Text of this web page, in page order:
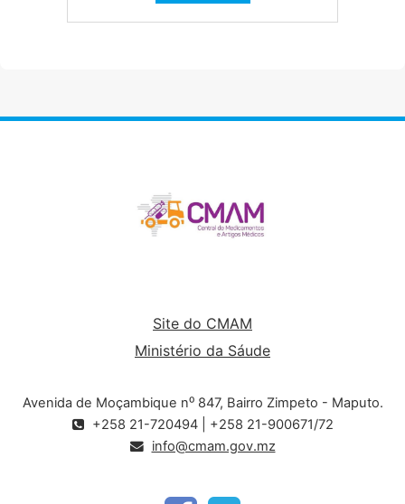
Site do CMAM
Ministério da Sáude
Avenida de Moçambique n⁰ 847, Bairro Zimpeto - Maputo.
+258 21-720494 | +258 21-900671/72
info@cmam.gov.mz